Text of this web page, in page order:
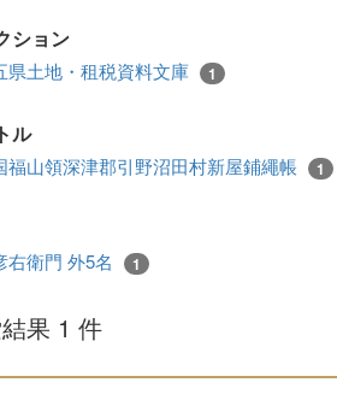
ション
県土地・租税資料文庫 1
ル
福山領深津郡引野沼田村新屋鋪繩帳 1
右衛門 外5名 1
果 1 件